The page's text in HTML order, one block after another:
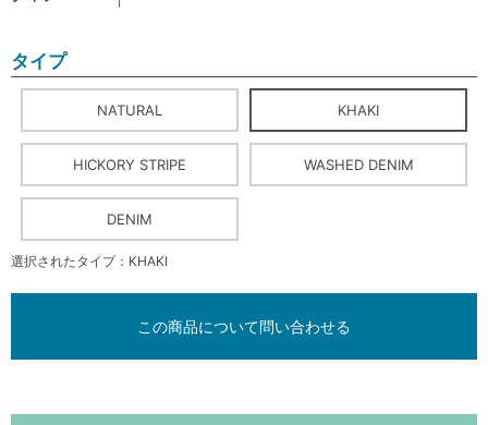
タイプ
NATURAL KHAKI
HICKORY STRIPE WASHED DENIM
DENIM
選択されたタイプ：KHAKI
この商品について問い合わせる